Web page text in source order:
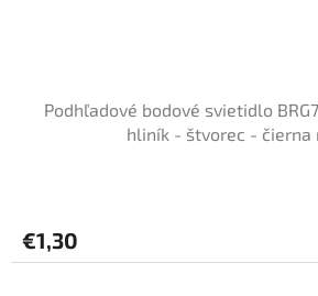
Podhľadové bodové svietidlo
hliník - štvorec - čierna
€1,30